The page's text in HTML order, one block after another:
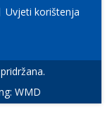
Uvjeti korištenja
WMD